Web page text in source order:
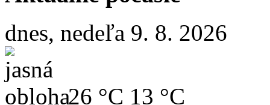
dnes, nedeľa 9. 8. 2026
26 °C 13 °C